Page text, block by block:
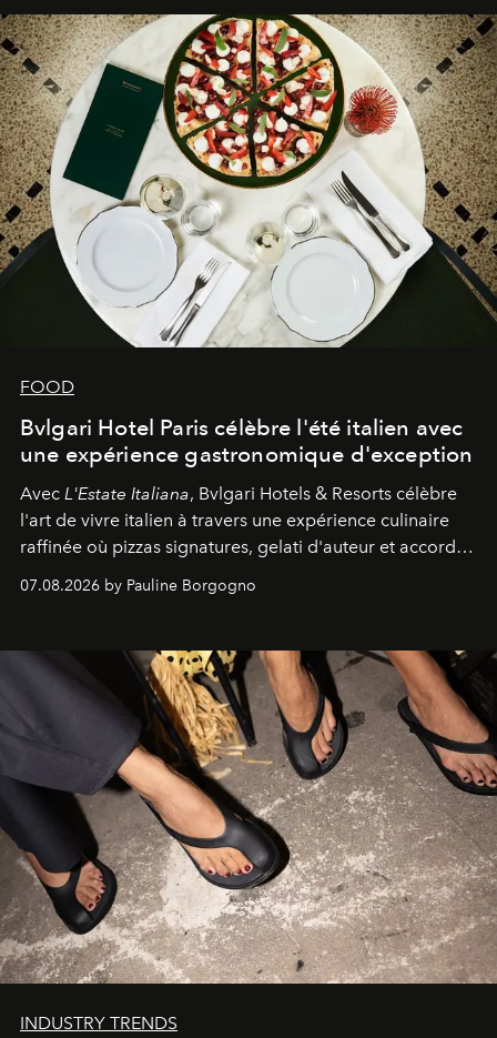
FOOD
Bvlgari Hotel Paris célèbre l'été italien avec
une expérience gastronomique d'exception
Avec L'Estate Italiana, Bvlgari Hotels & Resorts célèbre
l'art de vivre italien à travers une expérience culinaire
raffinée où pizzas signatures, gelati d'auteur et accords
07.08.2026 by Pauline Borgogno
INDUSTRY TRENDS